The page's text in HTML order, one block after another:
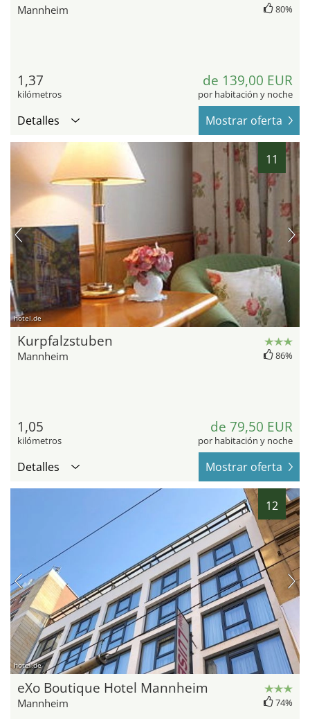
Mannheim 80%
1,37
kilómetros
de 139,00 EUR
por habitación y noche
Detalles Mostrar oferta
11
hotel.de
Kurpfalzstuben
Mannheim 86%
1,05
kilómetros
de 79,50 EUR
por habitación y noche
Detalles Mostrar oferta
12
hotel.de
eXo Boutique Hotel Mannheim
Mannheim 74%